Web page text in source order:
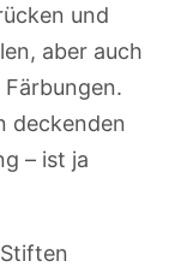
und
aber auch
deckenden
– ist ja